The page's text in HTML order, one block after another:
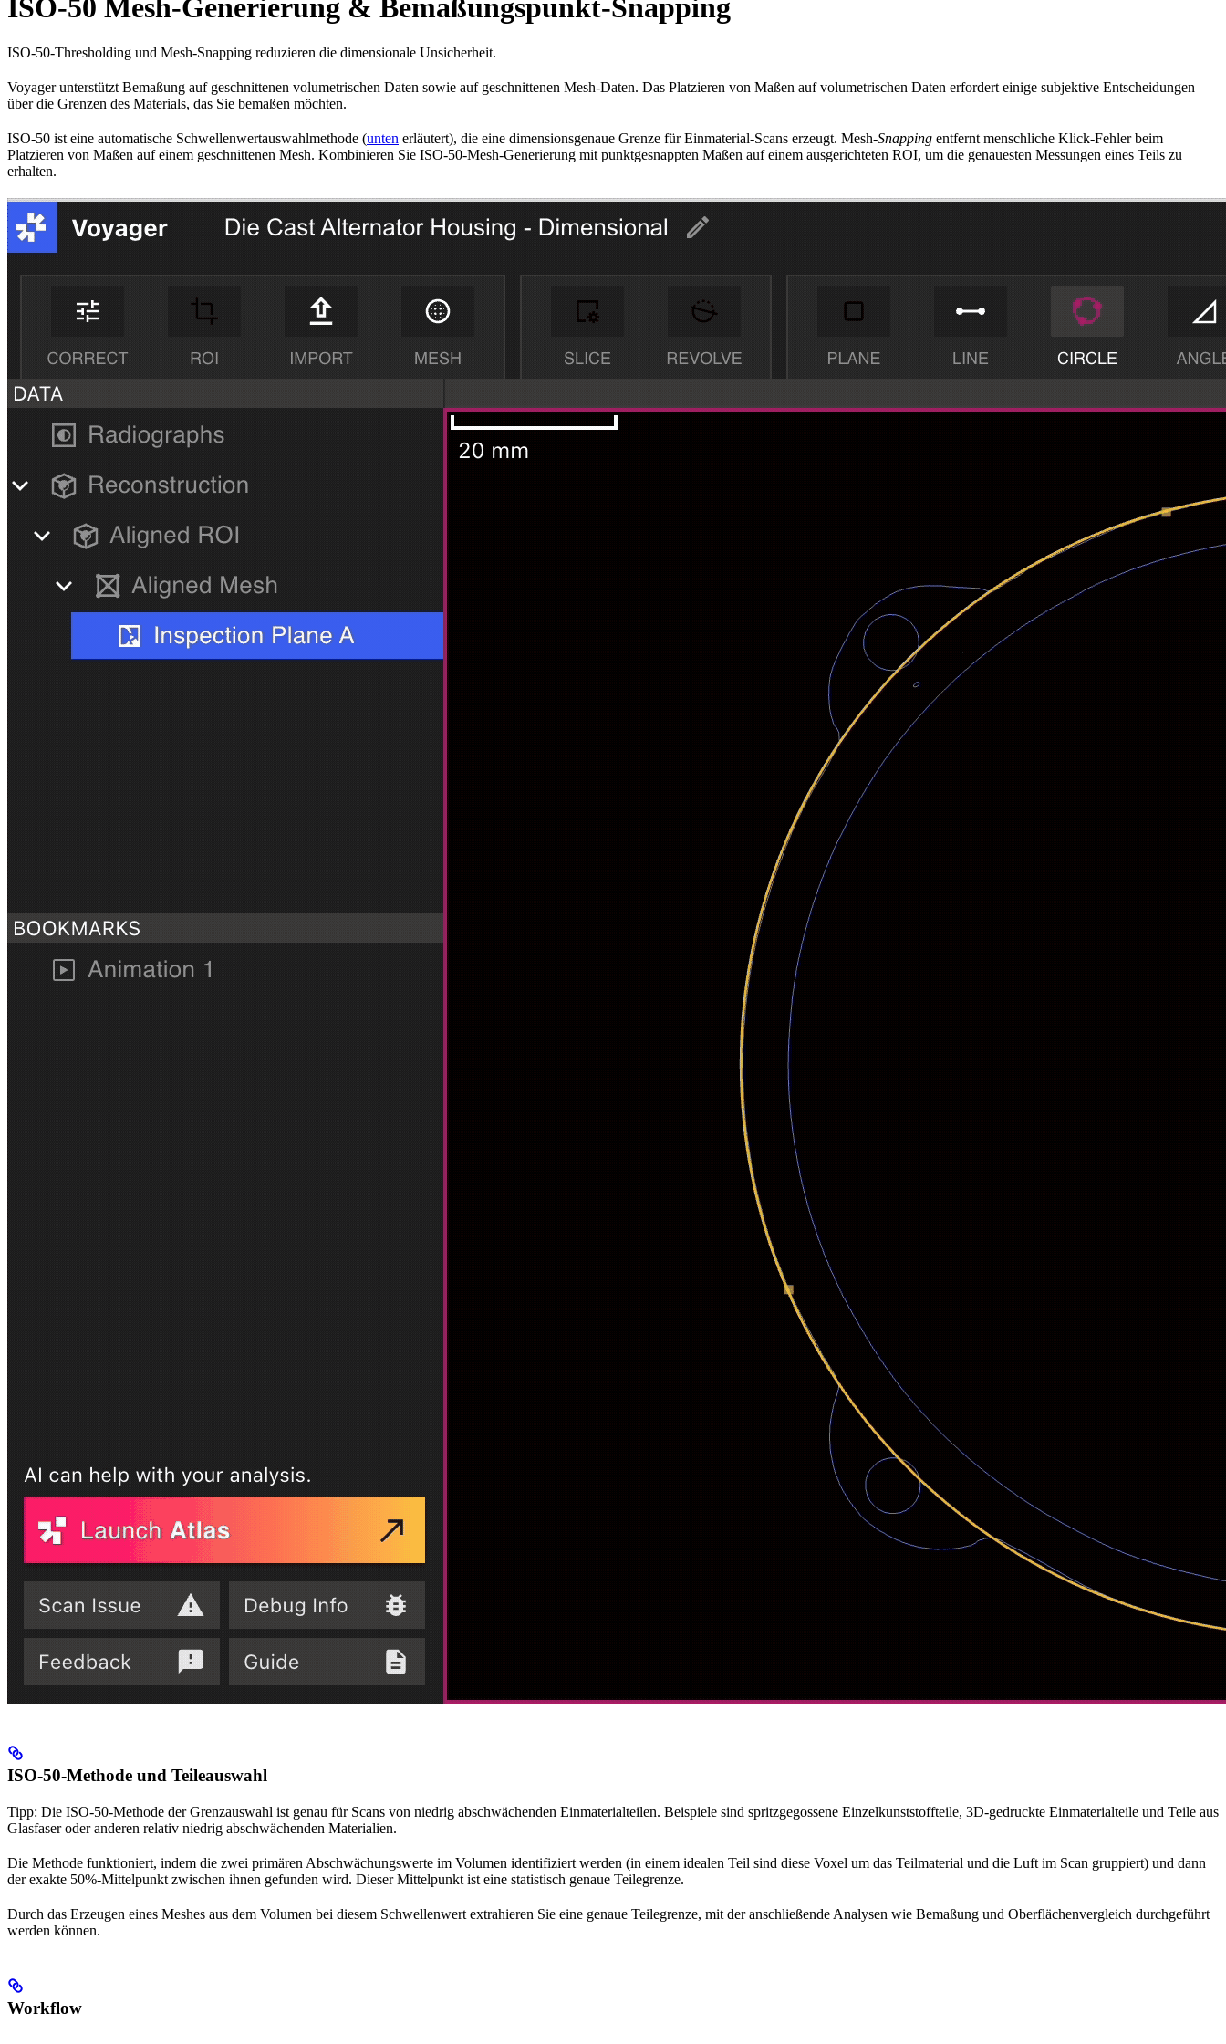
ISO-50 Mesh-Generierung & Bemaßungspunkt-Snapping
ISO-50-Thresholding und Mesh-Snapping reduzieren die dimensionale Unsicherheit.
Voyager unterstützt Bemaßung auf geschnittenen volumetrischen Daten sowie auf geschnittenen Mesh-Daten. Das Platzieren von Maßen auf volumetrischen Daten erfordert einige subjektive Entscheidungen
über die Grenzen des Materials, das Sie bemaßen möchten.
ISO-50 ist eine automatische Schwellenwertauswahlmethode (unten erläutert), die eine dimensionsgenaue Grenze für Einmaterial-Scans erzeugt. Mesh-Snapping entfernt menschliche Klick-Fehler beim
Platzieren von Maßen auf einem geschnittenen Mesh. Kombinieren Sie ISO-50-Mesh-Generierung mit punktgesnappten Maßen auf einem ausgerichteten ROI, um die genauesten Messungen eines Teils zu
erhalten.
ISO-50-Methode und Teileauswahl
Tipp: Die ISO-50-Methode der Grenzauswahl ist genau für Scans von niedrig abschwächenden Einmaterialteilen. Beispiele sind spritzgegossene Einzelkunststoffteile, 3D-gedruckte Einmaterialteile und Teile aus
Glasfaser oder anderen relativ niedrig abschwächenden Materialien.
Die Methode funktioniert, indem die zwei primären Abschwächungswerte im Volumen identifiziert werden (in einem idealen Teil sind diese Voxel um das Teilmaterial und die Luft im Scan gruppiert) und dann
der exakte 50%-Mittelpunkt zwischen ihnen gefunden wird. Dieser Mittelpunkt ist eine statistisch genaue Teilegrenze.
Durch das Erzeugen eines Meshes aus dem Volumen bei diesem Schwellenwert extrahieren Sie eine genaue Teilegrenze, mit der anschließende Analysen wie Bemaßung und Oberflächenvergleich durchgeführt
werden können.
Workflow